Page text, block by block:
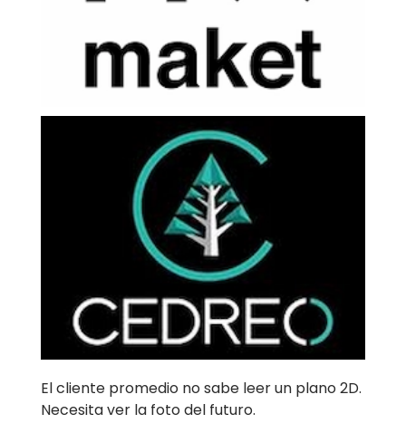
El cliente promedio no sabe leer un plano 2D.
Necesita ver la foto del futuro.